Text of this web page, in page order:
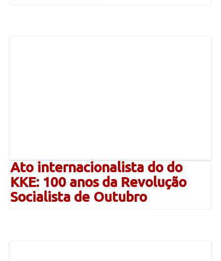
Ato internacionalista do do
KKE: 100 anos da Revolução
Socialista de Outubro